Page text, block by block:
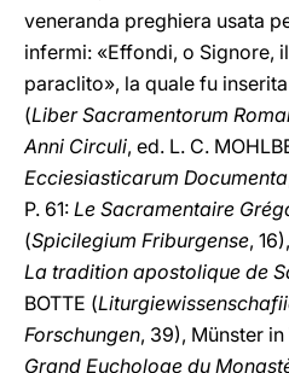
veneranda preghiera usata
infermi: «Effondi, o Signore,
paraclito», la quale fu
(Liber Sacramentorum
Anni Circuli, ed. L. C.
Ecciesiasticarum Documenta
P. 61: Le Sacramentaire
(Spicilegium Friburgense,
La tradition apostolique de
BOTTE (
Forschungen, 39), Münster in
Grand Euchologe du